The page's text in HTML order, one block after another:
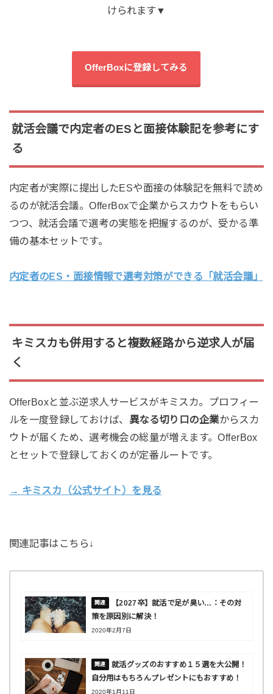
けられます▼
OfferBoxに登録してみる
就活会議で内定者のESと面接体験記を参考にす
る
内定者が実際に提出したESや面接の体験記を無料で読め
るのが就活会議。OfferBoxで企業からスカウトをもらい
つつ、就活会議で選考の実態を把握するのが、受かる準
備の基本セットです。
内定者のES・面接情報で選考対策ができる「就活会議」
キミスカも併用すると複数経路から逆求人が届
く
OfferBoxと並ぶ逆求人サービスがキミスカ。プロフィー
ルを一度登録しておけば、 異なる切り口の企業からスカ
ウトが届くため、選考機会の総量が増えます。OfferBox
とセットで登録しておくのが定番ルートです。
→ キミスカ（公式サイト）を見る
関連記事はこちら↓
【2027卒】就活で足が臭い…：その対
策を原因別に解決！
2020年2月7日
就活グッズのおすすめ１５選を大公開！
自分用はもちろんプレゼントにもおすすめ！
2020年1月11日